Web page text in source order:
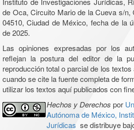
de Oca, Circuito Mario de la Cueva s/n,
04510, Ciudad de México, fecha de la
de 2025.
Las opiniones expresadas por los
reflejan la postura del editor de la
reproducción total o parcial de los
cuando se cite la fuente completa de
utilizar los textos aquí publicados con
Hechos y Derechos por
Autónoma de México,
Jurídicas se distribuye